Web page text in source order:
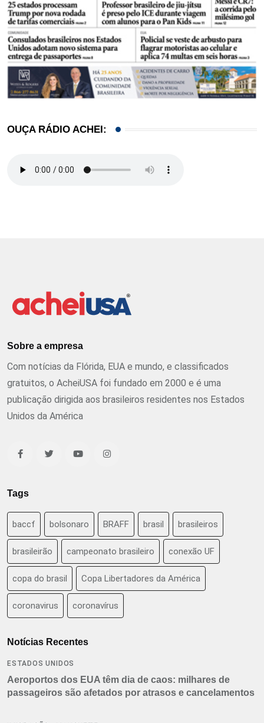
OUÇA RÁDIO ACHEI:
Sobre a empresa
Com notícias da Flórida, EUA e mundo, e classificados
gratuitos, o AcheiUSA foi fundado em 2000 e é uma
publicação dirigida aos brasileiros residentes nos Estados
Unidos da América
Tags
baccf bolsonaro BRAFF brasil brasileiros
brasileirão campeonato brasileiro conexão UF
copa do brasil Copa Libertadores da América
coronavirus coronavírus
Notícias Recentes
ESTADOS UNIDOS
Aeroportos dos EUA têm dia de caos: milhares de
passageiros são afetados por atrasos e cancelamentos